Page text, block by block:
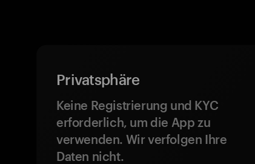
Privatsphäre
Keine Registrierung und KYC
erforderlich, um die App zu
verwenden. Wir verfolgen Ihre
Daten nicht.